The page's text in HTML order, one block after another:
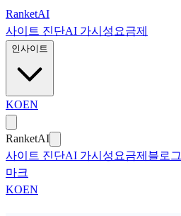
본문으로 건너뛰기
RanketAI
사이트 진단AI 가시성 요금제
인사이트
KOEN
RanketAI
사이트 진단AI 가시성 요금제 블로그
마크
KOEN